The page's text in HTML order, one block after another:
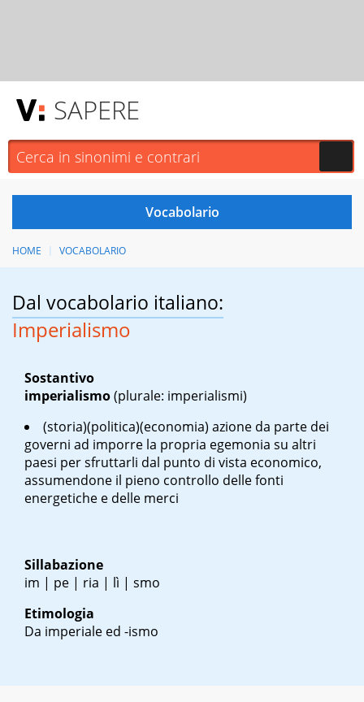
SAPERE
HOME VOCABOLARIO
Dal vocabolario italiano:
Imperialismo
Sostantivo
imperialismo(plurale: imperialismi)
(storia)(politica)(economia) azione da parte dei
governi ad imporre la propria egemonia su altri
paesi per sfruttarli dal punto di vista economico,
assumendone il pieno controllo delle fonti
energetiche e delle merci
Sillabazione
im | pe | ria | lì | smo
Etimologia
Da imperiale ed -ismo